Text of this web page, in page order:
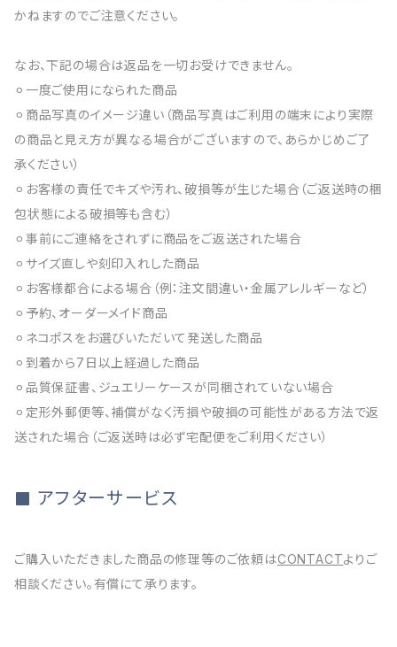
かねますのでご注意ください。
なお、下記の場合は返品を一切お受けできません。
⚪︎一度ご使用になられた商品
⚪︎商品写真のイメージ違い（商品写真はご利用の端末により実際
の商品と見え方が異なる場合がございますので、あらかじめご了
承ください）
⚪︎お客様の責任でキズや汚れ、破損等が生じた場合（ご返送時の梱
包状態による破損等も含む）
⚪︎事前にご連絡をされずに商品をご返送された場合
⚪︎サイズ直しや刻印入れした商品
⚪︎お客様都合による場合（例：注文間違い・金属アレルギーなど）
⚪︎予約、オーダーメイド商品
⚪︎ネコポスをお選びいただいて発送した商品
⚪︎到着から7日以上経過した商品
⚪︎品質保証書、ジュエリーケースが同梱されていない場合
⚪︎定形外郵便等、補償がなく汚損や破損の可能性がある方法で返
送された場合（ご返送時は必ず宅配便をご利用ください）
アフターサービス
ご購入いただきました商品の修理等のご依頼はCONTACTよりご
相談ください。有償にて承ります。